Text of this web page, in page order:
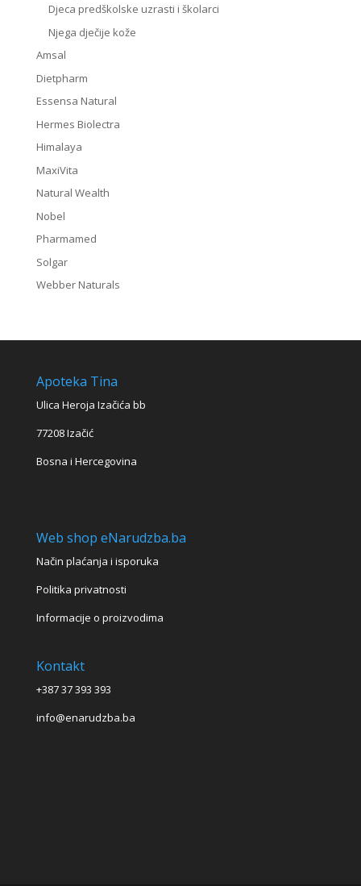
Djeca predškolske uzrasti i školarci
Njega dječije kože
Amsal
Dietpharm
Essensa Natural
Hermes Biolectra
Himalaya
MaxiVita
Natural Wealth
Nobel
Pharmamed
Solgar
Webber Naturals
Apoteka Tina
Ulica Heroja Izačića bb
77208 Izačić
Bosna i Hercegovina
Web shop eNarudzba.ba
Način plaćanja i isporuka
Politika privatnosti
Informacije o proizvodima
Kontakt
+387 37 393 393
info@enarudzba.ba